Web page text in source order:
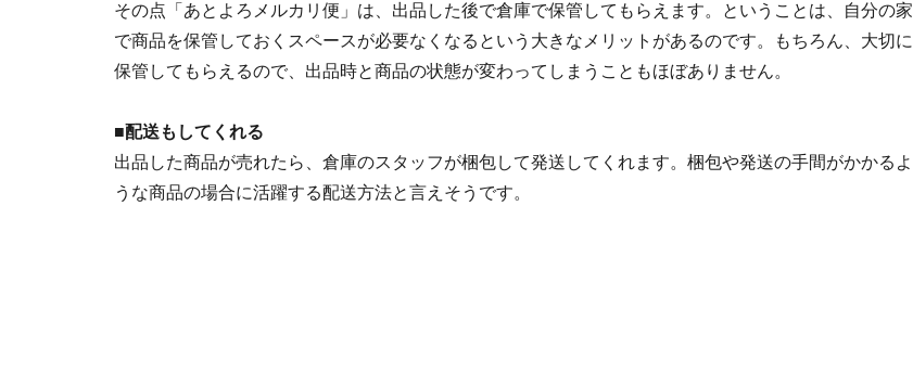
その点「あとよろメルカリ便」は、出品した後で倉庫で保管してもらえます。ということは、自分の家
で商品を保管しておくスペースが必要なくなるという大きなメリットがあるのです。もちろん、大切に
保管してもらえるので、出品時と商品の状態が変わってしまうこともほぼありません。
■配送もしてくれる
出品した商品が売れたら、倉庫のスタッフが梱包して発送してくれます。梱包や発送の手間がかかるよ
うな商品の場合に活躍する配送方法と言えそうです。